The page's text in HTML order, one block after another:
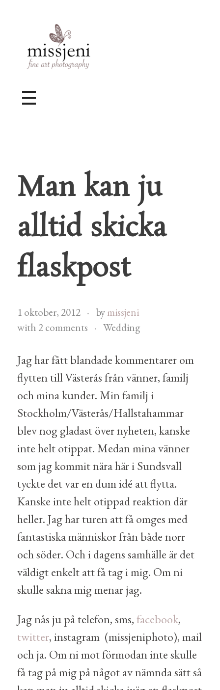
Bröllopsfotograf, Videograf, Porträttfotograf, Fotograf MissJeni, Sundsvall, Stockholm, Sverige
Bröllopsfotograf & Videograf baserad i Sundsvall, men gör uppdrag i hela landet.
Man kan ju
alltid skicka
flaskpost
1 oktober, 2012 bymissjeni
with 2 comments Wedding
Jag har fått blandade kommentarer om
flytten till Västerås från vänner, familj
och mina kunder. Min familj i
Stockholm/Västerås/Hallstahammar
blev nog gladast över nyheten, kanske
inte helt otippat. Medan mina vänner
som jag kommit nära här i Sundsvall
tyckte det var en dum idé att flytta.
Kanske inte helt otippad reaktion där
heller. Jag har turen att få omges med
fantastiska människor från både norr
och söder. Och i dagens samhälle är det
väldigt enkelt att få tag i mig. Om ni
skulle sakna mig menar jag.
Jag nås ju på telefon, sms,facebook,
twitter, instagram (missjeniphoto), mail
och ja. Om ni mot förmodan inte skulle
få tag på mig på något av nämnda sätt så